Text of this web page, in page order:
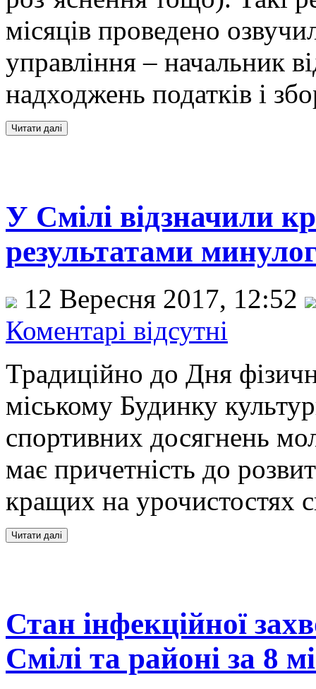
місяців проведено
управління – начальник
надходжень податків і
У Смілі відзначили
результатами
12 Вересня 2017, 12:52
Коментарі відсутні
Традиційно до Дня
міському Будинку
спортивних досягнень
має причетність до
кращих на урочистостях
Стан інфекційної
Смілі та районі за 8